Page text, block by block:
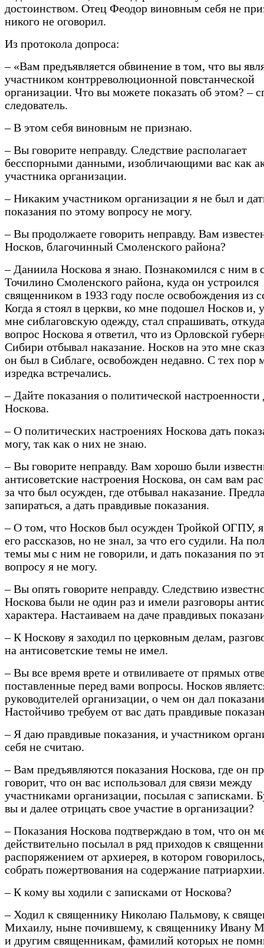
достоинством. Отец Феодор виновным себя не
никого не оговорил.
Из протокола допроса:
– «Вам предъявляется обвинение в том, что вы
участником контрреволюционной повстанческой
организации. Что вы можете показать об этом? –
следователь.
– В этом себя виновным не признаю.
– Вы говорите неправду. Следствие располагает
бесспорными данными, изобличающими вас как
участника организации.
– Никаким участником организации я не был и
показания по этому вопросу не могу.
– Вы продолжаете говорить неправду. Вам
Носков, благочинный Смоленского района?
– Даниила Носкова я знаю. Познакомился с ним в
Точилино Смоленского района, куда он устроился
священником в 1933 году после освобождения из
Когда я стоял в церкви, ко мне подошел Носков и,
мне сиблаговскую одежду, стал спрашивать,
вопрос Носкова я ответил, что из Орловской
Сибири отбывал наказание. Носков на это мне
он был в Сиблаге, освобожден недавно. С тех пор
изредка встречались.
– Дайте показания о политической
Носкова.
– О политических настроениях Носкова дать
могу, так как о них не знаю.
– Вы говорите неправду. Вам хорошо были
антисоветские настроения Носкова, он сам вам
за что был осужден, где отбывал наказание.
запираться, а дать правдивые показания.
– О том, что Носков был осужден Тройкой ОГПУ, я
его рассказов, но не знал, за что его судили. На
темы мы с ним не говорили, и дать показания по
вопросу я не могу.
– Вы опять говорите неправду. Следствию
Носкова были не один раз и имели разговоры
характера. Настаиваем на даче правдивых
– К Носкову я заходил по церковным делам,
на антисоветские темы не имел.
– Вы все время врете и отвиливаете от прямых
поставленные перед вами вопросы. Носков
руководителей организации, о чем он дал
Настойчиво требуем от вас дать правдивые
– Я даю правдивые показания, и участником
себя не считаю.
– Вам предъявляются показания Носкова, где он
говорит, что он вас использовал для связи между
участниками организации, посылая с записками.
вы и далее отрицать свое участие в организации?
– Показания Носкова подтверждаю в том, что он
действительно посылал в ряд приходов к
распоряжением от архиерея, в котором
собрать пожертвования на содержание
– К кому вы ходили с записками от Носкова?
– Ходил к священнику Николаю Пальмову, к
Михаилу, ныне почившему, к священнику Ивану
и другим священникам, фамилий которых не